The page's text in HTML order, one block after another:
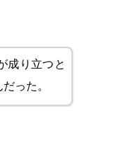
成り立つと
った。